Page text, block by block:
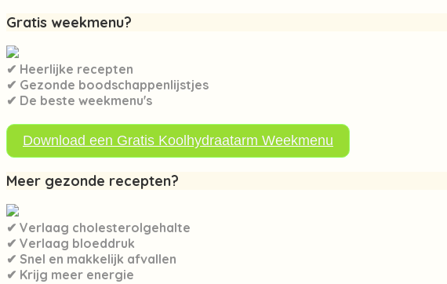
Gratis weekmenu?
✔ Heerlijke recepten
✔ Gezonde boodschappenlijstjes
✔ De beste weekmenu's
Download een Gratis Koolhydraatarm Weekmenu
Meer gezonde recepten?
✔ Verlaag cholesterolgehalte
✔ Verlaag bloeddruk
✔ Snel en makkelijk afvallen
✔ Krijg meer energie